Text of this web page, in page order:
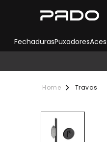
FechadurasPuxadores
Travas